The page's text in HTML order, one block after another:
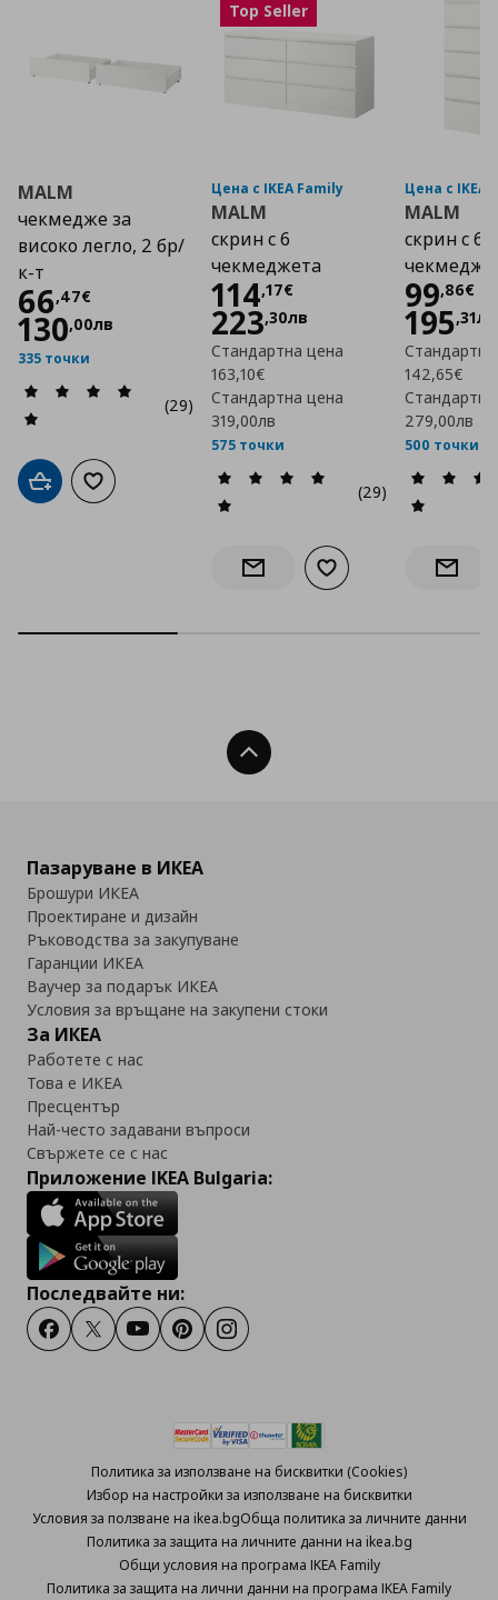
MALM
чекмедже за
високо легло, 2 бр/
к-т
66,47€
Цена 66,47 €
130,00лв
335 точки
(29)
Добави в кошницата
Добави към списъка с любими
Top Seller
Цена с IKEA Family
MALM
скрин с 6
чекмеджета
114,17€
Цена 114,17 €
223,30лв
Стандартна цена
163,10€
Стандартна цена
319,00лв
575 точки
(29)
Информирай ме за наличност
Добави към списъка
Цена с IKEA
MALM
скрин с 6
99,86€
Цена
195,31лв
142,65€
279,00лв
500 точки
Нагоре
Пазаруване в ИКЕА
Брошури ИКЕА
Проектиране и дизайн
Ръководства за закупуване
Гаранции ИКЕА
Ваучер за подарък ИКЕА
Условия за връщане на закупени стоки
За ИКЕА
Работете с нас
Това е ИКЕА
Пресцентър
Най-често задавани въпроси
Свържете се с нас
Приложение IKEA Bulgaria:
Последвайте ни:
FacebookTwitterYoutubePinterestInstagram
Политика за използване на бисквитки (Cookies)
Избор на настройки за използване на бисквитки
Условия за ползване на ikea.bgОбща политика за личните данни
Политика за защита на личните данни на ikea.bg
Общи условия на програма IKEA Family
Политика за защита на лични данни на програма IKEA Family